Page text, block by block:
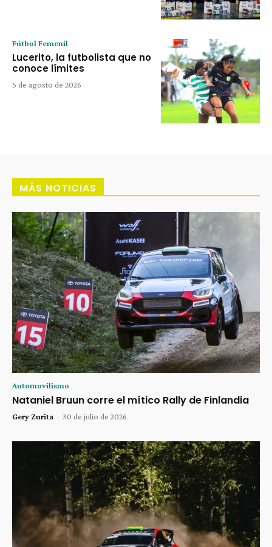
Fútbol Femenil
Lucerito, la futbolista que no
conoce límites
5 de agosto de 2026
MÁS NOTICIAS
Automovilismo
Nataniel Bruun corre el mítico Rally de Finlandia
Gery Zurita - 30 de julio de 2026